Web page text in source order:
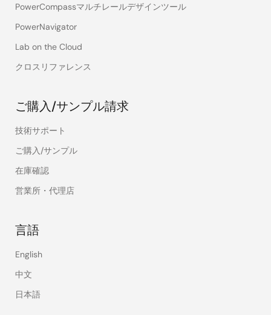
PowerCompassマルチレールデザインツール
PowerNavigator
Lab on the Cloud
クロスリファレンス
ご購入/サンプル請求
技術サポート
ご購入/サンプル
在庫確認
営業所・代理店
言語
English
中文
日本語